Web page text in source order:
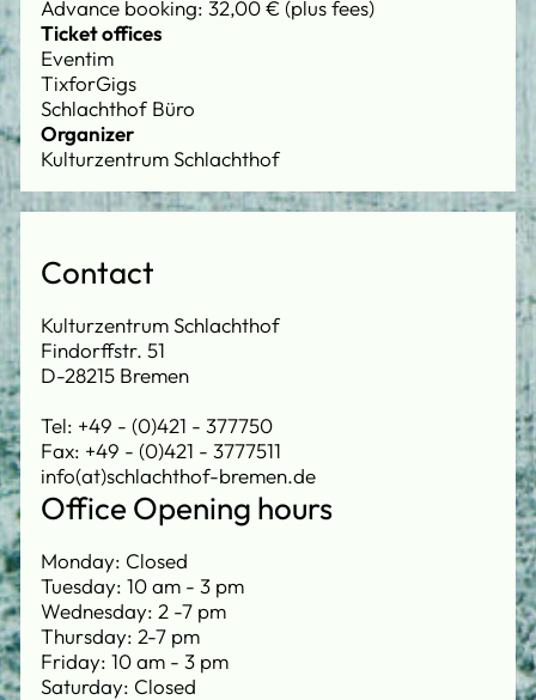
Advance booking: 32,00 € (plus fees)
Ticket offices
Eventim
TixforGigs
Schlachthof Büro
Organizer
Kulturzentrum Schlachthof
Contact
Kulturzentrum Schlachthof
Findorffstr. 51
D-28215 Bremen
Tel: +49 - (0)421 - 377750
Fax: +49 - (0)421 - 3777511
info(at)schlachthof-bremen.de
Office Opening hours
Monday: Closed
Tuesday: 10 am - 3 pm
Wednesday: 2 -7 pm
Thursday: 2-7 pm
Friday: 10 am - 3 pm
Saturday: Closed